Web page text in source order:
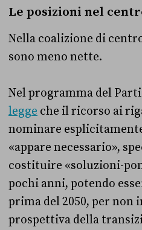
Le posizioni nel
Nella coalizione di
sono meno nette.
Nel programma del
legge che il ricorso ai
nominare
«appare necessario»,
costituire «soluzioni-
pochi anni, potendo
prima del 2050, per non
prospettiva della